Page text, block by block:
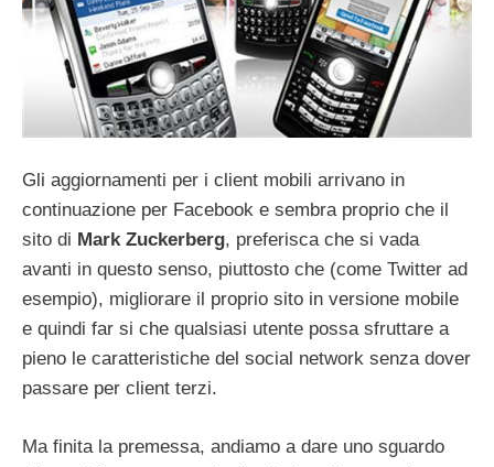
Gli aggiornamenti per i client mobili arrivano in
continuazione per Facebook e sembra proprio che il
sito di Mark Zuckerberg, preferisca che si vada
avanti in questo senso, piuttosto che (come Twitter ad
esempio), migliorare il proprio sito in versione mobile
e quindi far si che qualsiasi utente possa sfruttare a
pieno le caratteristiche del social network senza dover
passare per client terzi.
Ma finita la premessa, andiamo a dare uno sguardo